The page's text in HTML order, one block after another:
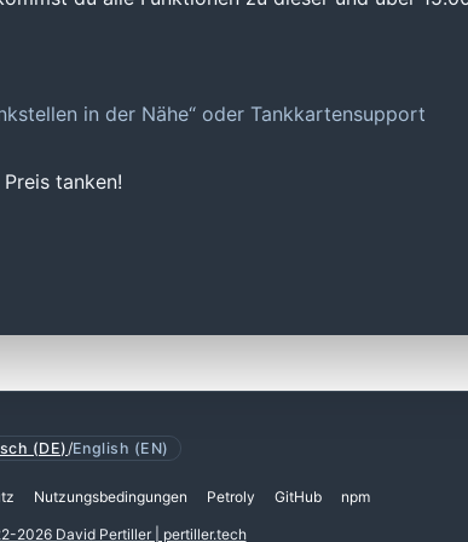
in der Nähe“ oder Tankkartensupport
tanken!
(DE)/English (EN)
Nutzungsbedingungen Petroly GitHub npm
2026 David Pertiller | pertiller.tech